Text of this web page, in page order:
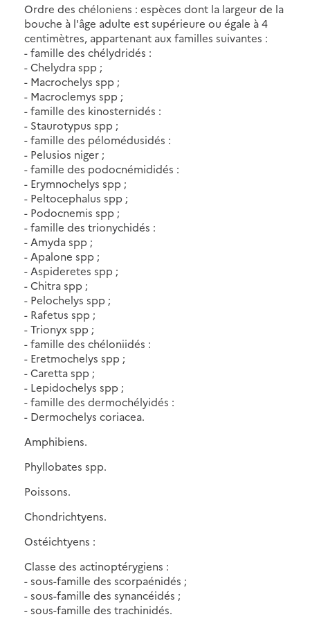
Ordre des chéloniens : espèces dont la largeur de la
bouche à l'âge adulte est supérieure ou égale à 4
centimètres, appartenant aux familles suivantes :
- famille des chélydridés :
- Chelydra spp ;
- Macrochelys spp ;
- Macroclemys spp ;
- famille des kinosternidés :
- Staurotypus spp ;
- famille des pélomédusidés :
- Pelusios niger ;
- famille des podocnémididés :
- Erymnochelys spp ;
- Peltocephalus spp ;
- Podocnemis spp ;
- famille des trionychidés :
- Amyda spp ;
- Apalone spp ;
- Aspideretes spp ;
- Chitra spp ;
- Pelochelys spp ;
- Rafetus spp ;
- Trionyx spp ;
- famille des chéloniidés :
- Eretmochelys spp ;
- Caretta spp ;
- Lepidochelys spp ;
- famille des dermochélyidés :
- Dermochelys coriacea.
Amphibiens.
Phyllobates spp.
Poissons.
Chondrichtyens.
Ostéichtyens :
Classe des actinoptérygiens :
- sous-famille des scorpaénidés ;
- sous-famille des synancéidés ;
- sous-famille des trachinidés.